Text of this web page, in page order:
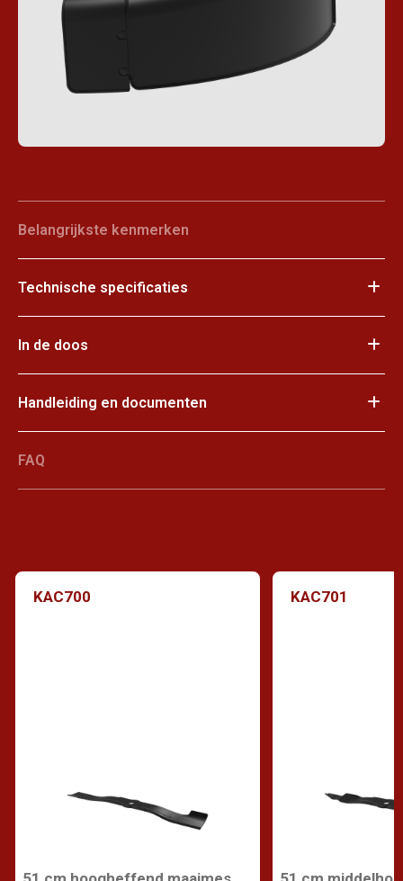
Belangrijkste kenmerken
Technische specificaties
In de doos
Handleiding en documenten
FAQ
KAC700 KAC701